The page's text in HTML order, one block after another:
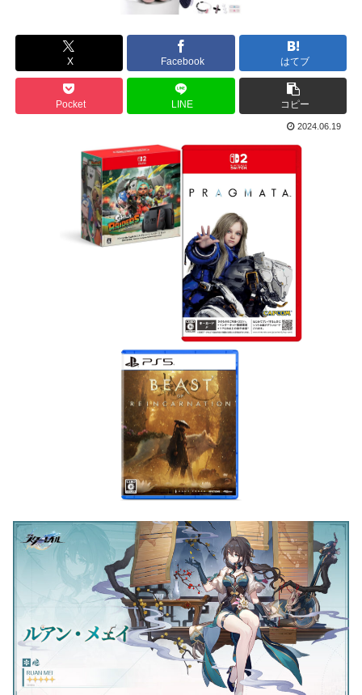
X Facebook はてブ
Pocket LINE コピー
2024.06.19